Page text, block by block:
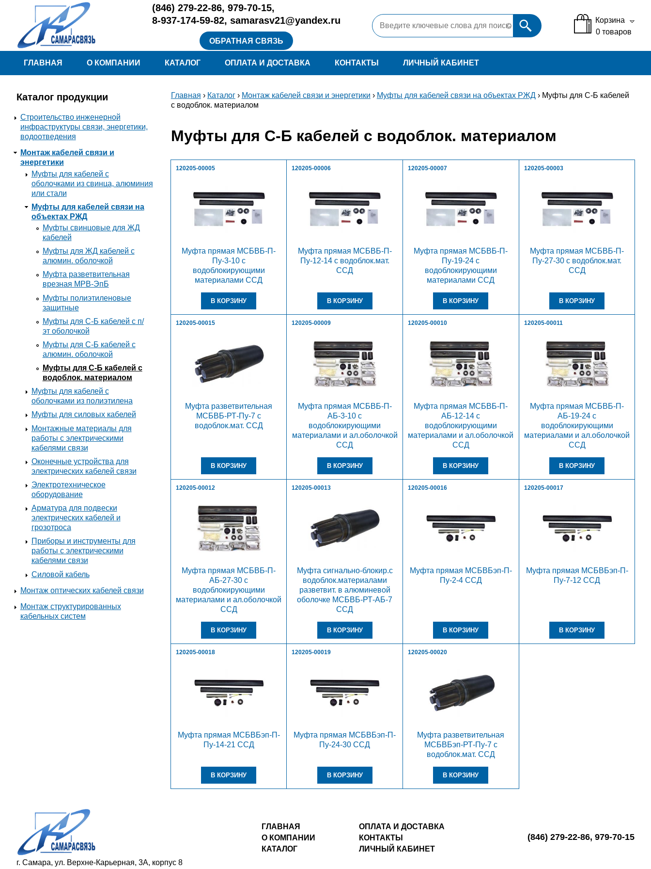
Перейти к основному содержанию (846) 279-22-86,979-70-15,
8-937-174-59-82,samarasv21@yandex.ru
ОБРАТНАЯ СВЯЗЬ
Корзина
0 товаров
Меню
ГЛАВНАЯ О КОМПАНИИ КАТАЛОГ ОПЛАТА И ДОСТАВКА КОНТАКТЫ ЛИЧНЫЙ КАБИНЕТ
Каталог продукции
Строительство инженерной
инфраструктуры связи, энергетики,
водоотведения
Монтаж кабелей связи и
энергетики
Муфты для кабелей с
оболочками из свинца, алюминия
или стали
Муфты для кабелей связи на
объектах РЖД
Муфты свинцовые для ЖД
кабелей
Муфты для ЖД кабелей с
алюмин. оболочкой
Муфта разветвительная
врезная МРВ-ЭпБ
Муфты полиэтиленовые
защитные
Муфты для С-Б кабелей с п/
эт оболочкой
Муфты для С-Б кабелей с
алюмин. оболочкой
Муфты для С-Б кабелей с
водоблок. материалом
Муфты для кабелей с
оболочками из полиэтилена
Муфты для силовых кабелей
Монтажные материалы для
работы с электрическими
кабелями связи
Оконечные устройства для
электрических кабелей связи
Электротехническое
оборудование
Арматура для подвески
электрических кабелей и
грозотроса
Приборы и инструменты для
работы с электрическими
кабелями связи
Силовой кабель
Монтаж оптических кабелей связи
Монтаж структурированных
кабельных систем
Вы здесь
Главная › Каталог› Монтаж кабелей связи и энергетики › Муфты для кабелей связи на объектах РЖД› Муфты для С-Б кабелей
с водоблок. материалом
Муфты для С-Б кабелей с водоблок. материалом
120205-00005
Муфта прямая МСБВБ-П-
Пу-3-10 с
водоблокирующими
материалами ССД
120205-00006
Муфта прямая МСБВБ-П-
Пу-12-14 с водоблок.мат.
ССД
120205-00007
Муфта прямая МСБВБ-П-
Пу-19-24 с
водоблокирующими
материалами ССД
120205-00003
Муфта прямая МСБВБ-П-
Пу-27-30 с водоблок.мат.
ССД
120205-00015
Муфта разветвительная
МСБВБ-РТ-Пу-7 с
водоблок.мат. ССД
120205-00009
Муфта прямая МСБВБ-П-
АБ-3-10 с
водоблокирующими
материалами и ал.оболочкой
ССД
120205-00010
Муфта прямая МСБВБ-П-
АБ-12-14 с
водоблокирующими
материалами и ал.оболочкой
ССД
120205-00011
Муфта прямая МСБВБ-П-
АБ-19-24 с
водоблокирующими
материалами и ал.оболочкой
ССД
120205-00012
Муфта прямая МСБВБ-П-
АБ-27-30 с
водоблокирующими
материалами и ал.оболочкой
ССД
120205-00013
Муфта сигнально-блокир.с
водоблок.материалами
разветвит. в алюминевой
оболочке МСБВБ-РТ-АБ-7
ССД
120205-00016
Муфта прямая МСБВБэп-П-
Пу-2-4 ССД
120205-00017
Муфта прямая МСБВБэп-П-
Пу-7-12 ССД
120205-00018
Муфта прямая МСБВБэп-П-
Пу-14-21 ССД
120205-00019
Муфта прямая МСБВБэп-П-
Пу-24-30 ССД
120205-00020
Муфта разветвительная
МСБВБэп-РТ-Пу-7 с
водоблок.мат. ССД
г. Самара, ул. Верхне-Карьерная, 3А, корпус 8
ГЛАВНАЯ
О КОМПАНИИ
КАТАЛОГ
ОПЛАТА И ДОСТАВКА
КОНТАКТЫ
ЛИЧНЫЙ КАБИНЕТ
(846) 279-22-86,979-70-15